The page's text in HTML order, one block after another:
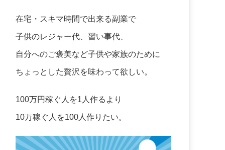
在宅・スキマ時間で出来る副業で
子供のレジャー代、習い事代、
自分へのご褒美など子供や家族のために
ちょっとした贅沢を味わって欲しい。
100万円稼ぐ人を1人作るより
10万稼ぐ人を100人作りたい。